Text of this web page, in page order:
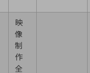
映
像
制
作
全